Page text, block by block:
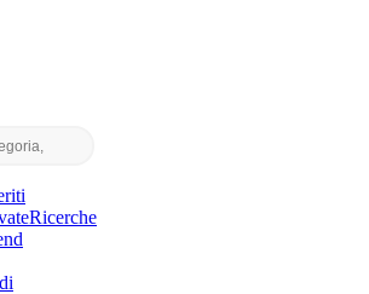
Ricerche